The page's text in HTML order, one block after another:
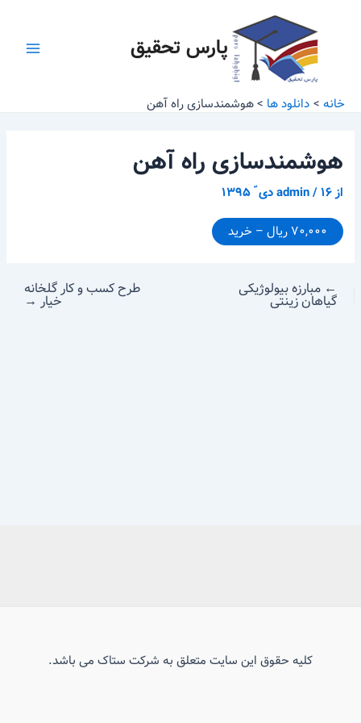
پارس تحقیق
خانه دانلود ها هوشمندسازی راه آهن
هوشمندسازی راه آهن
از admin/۱۶ دی ّ ۱۳۹۵
۷۰,۰۰۰ ریال – خرید
← مبارزه بیولوژیکی
گیاهان زینتی
طرح کسب و کار گلخانه
خیار →
کلیه حقوق این سایت متعلق به شرکت ستاک می باشد.